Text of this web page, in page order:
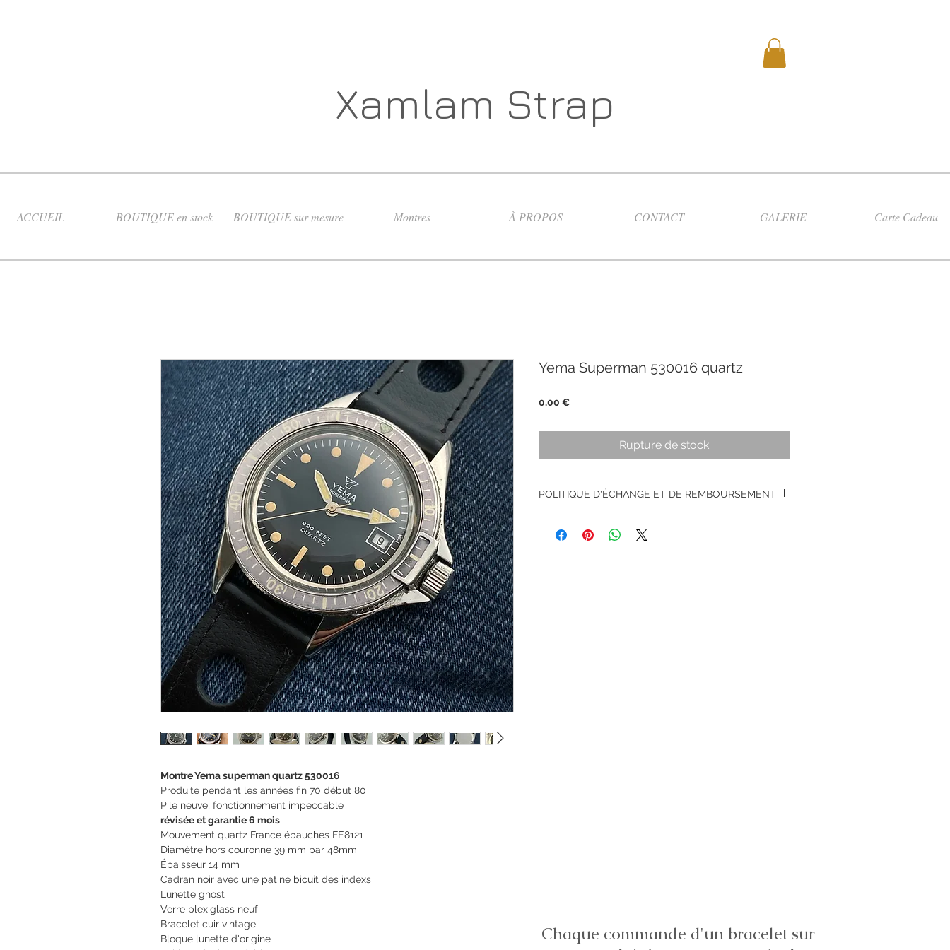
Xamlam Strap
ACCUEIL BOUTIQUE en stock BOUTIQUE sur mesure Montres À PROPOS CONTACT GALERIE Carte Cadeau
Montre Yema superman quartz 530016
Produite pendant les années fin 70 début 80
Pile neuve, fonctionnement impeccable
révisée et garantie 6 mois
Mouvement quartz France ébauches FE8121
Diamètre hors couronne 39 mm par 48mm
Épaisseur 14 mm
Cadran noir avec une patine bicuit des indexs
Lunette ghost
Verre plexiglass neuf
Bracelet cuir vintage
Bloque lunette d'origine
Yema Superman 530016 quartz
0,00 €Prix
Rupture de stock
POLITIQUE D'ÉCHANGE ET DE REMBOURSEMENT
Chaque commande d'un bracelet sur